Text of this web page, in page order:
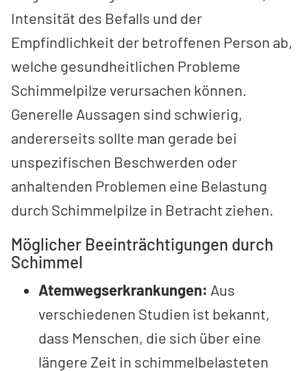
Intensität des Befalls und der
Empfindlichkeit der betroffenen Person ab,
welche gesundheitlichen Probleme
Schimmelpilze verursachen können.
Generelle Aussagen sind schwierig,
andererseits sollte man gerade bei
unspezifischen Beschwerden oder
anhaltenden Problemen eine Belastung
durch Schimmelpilze in Betracht ziehen.
Möglicher Beeinträchtigungen durch
Schimmel
Atemwegserkrankungen: Aus
verschiedenen Studien ist bekannt,
dass Menschen, die sich über eine
längere Zeit in schimmelbelasteten